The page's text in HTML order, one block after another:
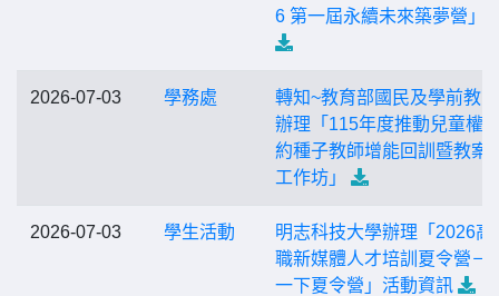
6 第一屆永續未來築夢營」
2026-07-03 學務處
轉知~教育部國民及學前教
辦理「115年度推動兒童權
約種子教師增能回訓暨教案
工作坊」
2026-07-03 學生活動
明志科技大學辦理「2026高
職新媒體人才培訓夏令營－
一下夏令營」活動資訊